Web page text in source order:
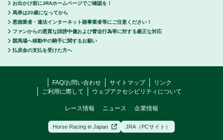
お出かけ前にJRAホームページでご確認を！
馬券は20歳になってから
悪徳業者・違法インターネット賭事業者等にご注意ください！
ファンからの悪質な誹謗中傷および脅迫行為等に対する厳正な対応
競馬場へ移動中の騎手に関するお願い
払戻金の支払を受けた方へ
FAQ/お問い合わせ サイトマップ
リンク
ご利用に際して
ウェブアクセシビリティについて
レース情報 ニュース 企業情報
Horse Racing in Japan JRA（PCサイト）